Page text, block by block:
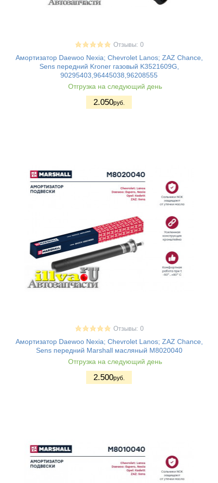
Отзывы: 0
Амортизатор Daewoo Nexia; Chevrolet Lanos; ZAZ Chance,
Sens передний Kroner газовый K3521609G,
90295403,96445038,96208555
Отгрузка на следующий день
2.050руб.
Отзывы: 0
Амортизатор Daewoo Nexia; Chevrolet Lanos; ZAZ Chance,
Sens передний Marshall масляный M8020040
Отгрузка на следующий день
2.500руб.